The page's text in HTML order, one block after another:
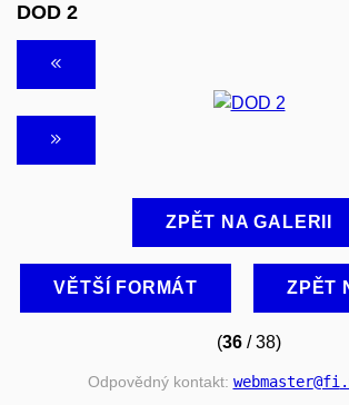
DOD 2
ZPĚT NA GALERII
VĚTŠÍ FORMÁT ZPĚT
(36 / 38)
Odpovědný kontakt: webmaster@fi